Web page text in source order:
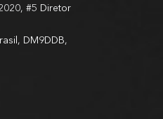
#5 Diretor
DM9DDB,